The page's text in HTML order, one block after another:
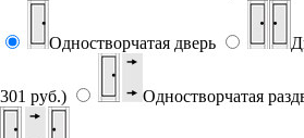
Одностворчатая дверь
301 руб.) Одностворчатая